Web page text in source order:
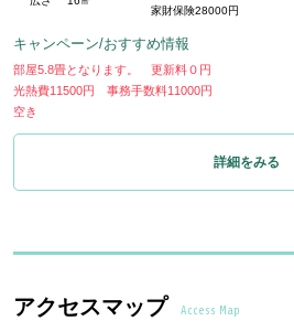
家財保険28000円
キャンペーン/おすすめ情報
部屋5.8畳となります。 更新料０円
光熱費11500円 事務手数料11000円
空き
詳細をみる
アクセスマップ Access Map